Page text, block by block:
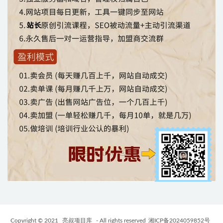
Copyright © 2021 亮叔项目库 - All rights reserved 湘ICP备2024059852号